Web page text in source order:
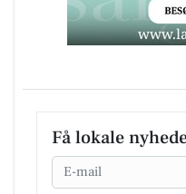
Få lokale
Email